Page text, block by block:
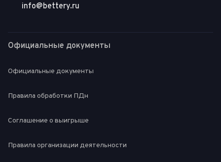
info@bettery.ru
Официальные документы
Официальные документы
Правила обработки ПДн
Соглашение о выигрыше
Правила организации деятельности